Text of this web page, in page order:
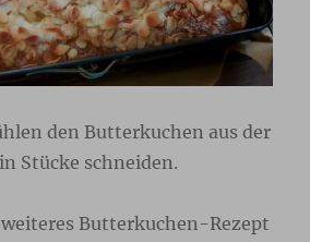
den Butterkuchen aus der
Stücke schneiden.
Butterkuchen-Rezept